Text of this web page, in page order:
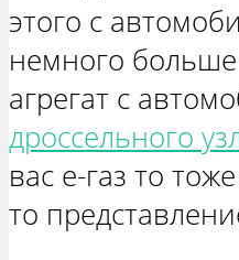
этого с
немного больше
агрегат с
дроссельного
вас е-газ то
то